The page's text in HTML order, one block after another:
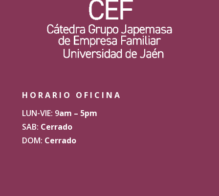
HORARIO OFICINA
LUN-VIE: 9am – 5pm
SAB: Cerrado
DOM: Cerrado